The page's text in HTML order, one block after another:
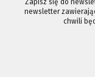
Zapisz się do
newsletter
chwili